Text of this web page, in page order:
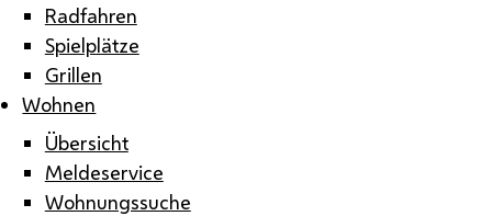
Radfahren
Spielplätze
Grillen
Wohnen
Übersicht
Meldeservice
Wohnungssuche